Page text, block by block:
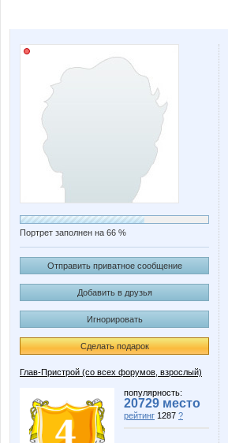
Портрет заполнен на 66 %
Отправить приватное сообщение
Добавить в друзья
Игнорировать
Сделать подарок
Глав-Пристрой (со всех форумов, взрослый)
популярность:
20729 место
рейтинг 1287 ?